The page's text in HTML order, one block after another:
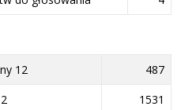
12
487
1531